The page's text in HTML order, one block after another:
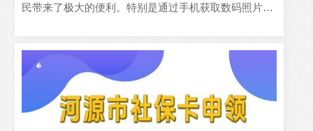
民带来了极大的便利。特别是通过手机获取数码照片回